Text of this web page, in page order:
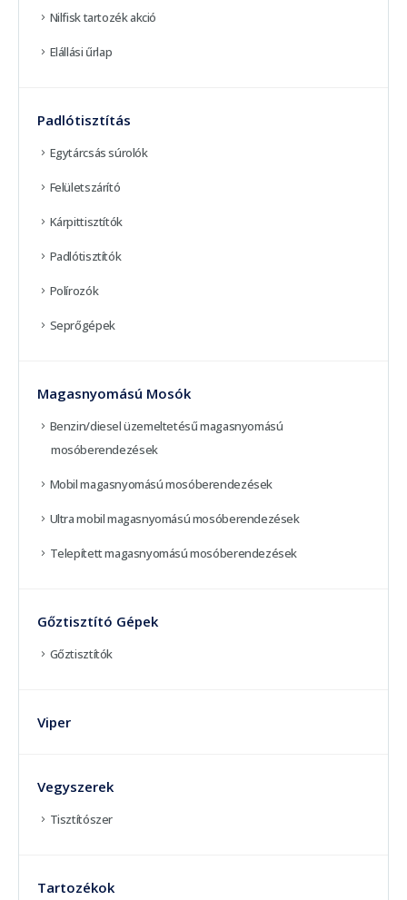
Nilfisk tartozék akció
Elállási űrlap
Padlótisztítás
Egytárcsás súrolók
Felületszárító
Kárpittisztítók
Padlótisztítók
Polírozók
Seprőgépek
Magasnyomású Mosók
Benzin/diesel üzemeltetésű magasnyomású
mosóberendezések
Mobil magasnyomású mosóberendezések
Ultra mobil magasnyomású mosóberendezések
Telepített magasnyomású mosóberendezések
Gőztisztító Gépek
Gőztisztítók
Viper
Vegyszerek
Tisztítószer
Tartozékok